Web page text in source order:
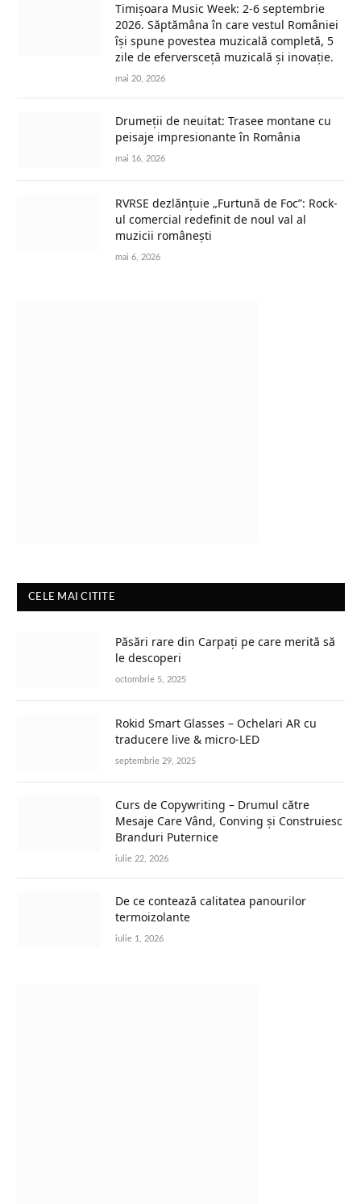
Timișoara Music Week: 2-6 septembrie
2026. Săptămâna în care vestul României
își spune povestea muzicală completă, 5
zile de eferversceță muzicală și inovație.
mai 20, 2026
Drumeții de neuitat: Trasee montane cu
peisaje impresionante în România
mai 16, 2026
RVRSE dezlănțuie „Furtună de Foc”: Rock-
ul comercial redefinit de noul val al
muzicii românești
mai 6, 2026
CELE MAI CITITE
Păsări rare din Carpați pe care merită să
le descoperi
octombrie 5, 2025
Rokid Smart Glasses – Ochelari AR cu
traducere live & micro-LED
septembrie 29, 2025
Curs de Copywriting – Drumul către
Mesaje Care Vând, Conving și Construiesc
Branduri Puternice
iulie 22, 2026
De ce contează calitatea panourilor
termoizolante
iulie 1, 2026